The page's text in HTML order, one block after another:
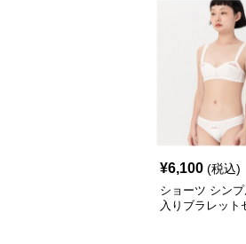
¥6,100 (税込)
ショーツ シン
入りブラレット